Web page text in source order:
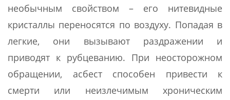
необычным свойством – его нитевидные
кристаллы переносятся по воздуху. Попадая в
легкие, они вызывают раздражении и
приводят к рубцеванию. При неосторожном
обращении, асбест способен привести к
смерти или неизлечимым хроническим